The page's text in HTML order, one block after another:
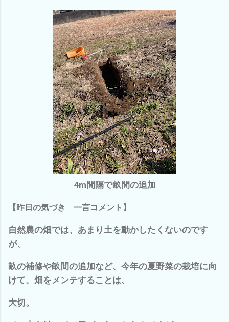
4m間隔で畝間の追加
【昨日の気づき 一言コメント】
自然農の畑では、あまり土を動かしたくないのです
が、
畝の補修や畝間の追加など、今年の夏野菜の栽培に向
けて、畑をメンテすることは、
大切。